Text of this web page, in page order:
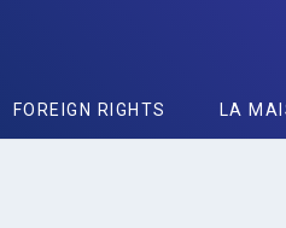
FOREIGN RIGHTS LA